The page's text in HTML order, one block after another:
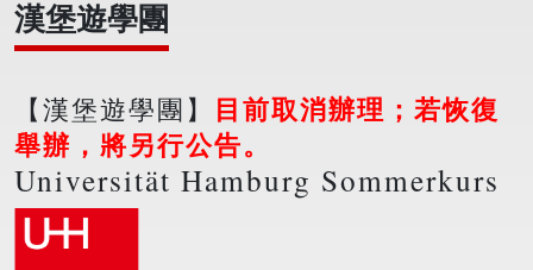
漢堡遊學團
【漢堡遊學團】
目前取消辦理；若恢復
舉辦，將另行公告。
Universität Hamburg Sommerkurs